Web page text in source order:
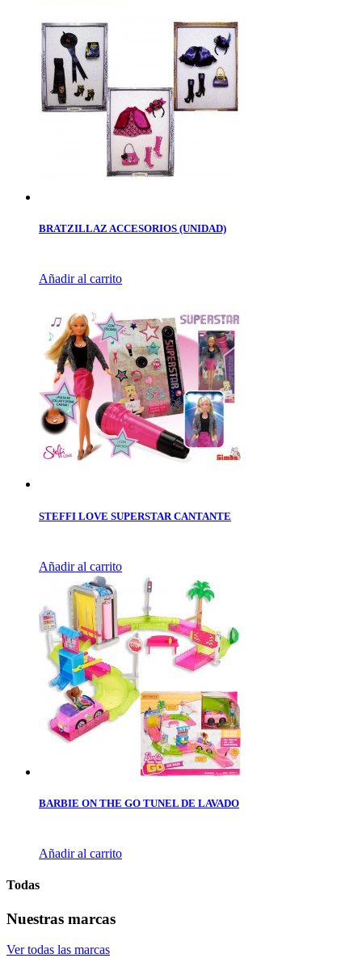
BRATZILLAZ ACCESORIOS (UNIDAD)
Añadir al carrito
STEFFI LOVE SUPERSTAR CANTANTE
Añadir al carrito
BARBIE ON THE GO TUNEL DE LAVADO
Añadir al carrito
Todas
Nuestras marcas
Ver todas las marcas